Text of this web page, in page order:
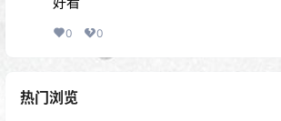
0 0
热门浏览